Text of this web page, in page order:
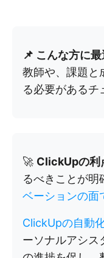
📌 こんな方に最
教師や、課題と
る必要があるチ
🚀 ClickUpの利
るべきことが明
ベーションの面
ClickUpの自動
ーソナルアシス